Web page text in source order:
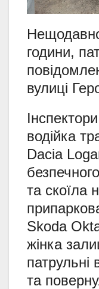
години,
вулиці
водійка
Dacia
та скоїла
Skoda
жінка
патрульні
та